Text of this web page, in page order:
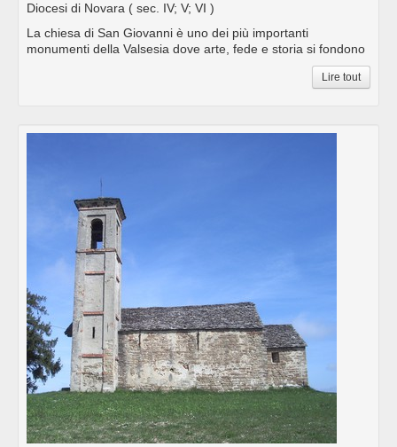
Diocesi di Novara ( sec. IV; V; VI )
La chiesa di San Giovanni è uno dei più importanti
monumenti della Valsesia dove arte, fede e storia si fondono
Lire tout